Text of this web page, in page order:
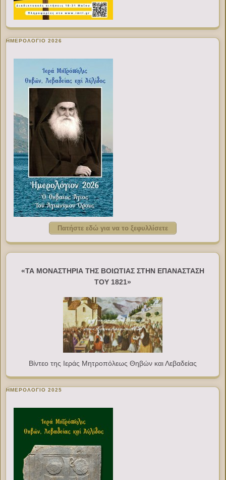
ΗΜΕΡΟΛΟΓΙΟ 2026
Πατήστε εδώ για να το ξεφυλλίσετε
«ΤΑ ΜΟΝΑΣΤΗΡΙΑ ΤΗΣ ΒΟΙΩΤΙΑΣ ΣΤΗΝ ΕΠΑΝΑΣΤΑΣΗ
ΤΟΥ 1821»
Βίντεο της Ιεράς Μητροπόλεως Θηβών και Λεβαδείας
ΗΜΕΡΟΛΟΓΙΟ 2025